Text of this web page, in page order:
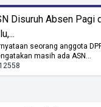
Disuruh Absen Pagi
seorang anggota
masih ada ASN...
12558